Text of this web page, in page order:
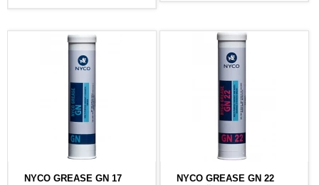
NYCO GREASE GN 17
NYCO GREASE GN 22